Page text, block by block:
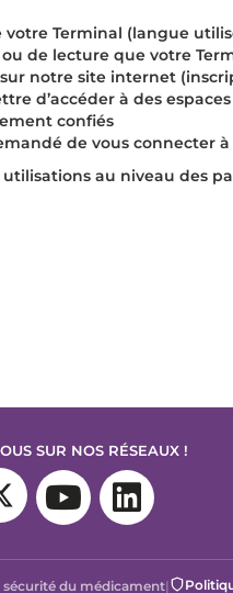
Terminal (langue
de lecture que votre
notre site internet
d’accéder à des
confiés
de vous
au niveau des
SUR NOS RÉSEAUX !
du médicament|